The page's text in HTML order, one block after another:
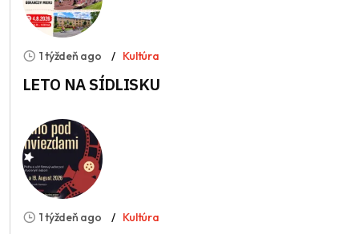
1 týždeň ago Kultúra
LETO NA SÍDLISKU
1 týždeň ago Kultúra